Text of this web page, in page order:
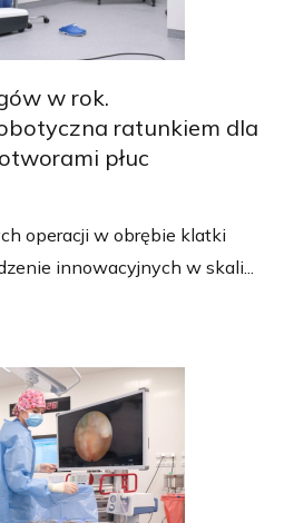
w rok.
ratunkiem dla
płuc
operacji w obrębie klatki
innowacyjnych w skali...